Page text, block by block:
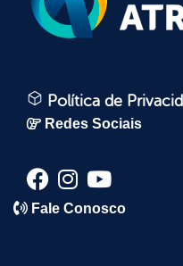
Política de
Redes Sociais
Fale Conosco